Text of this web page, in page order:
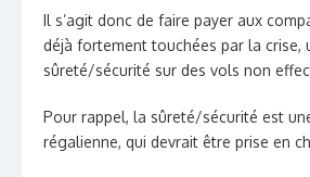
Il s’agit donc de faire payer aux
déjà fortement touchées par la crise,
sûreté/sécurité sur des vols non
Pour rappel, la sûreté/sécurité est
régalienne, qui devrait être prise en